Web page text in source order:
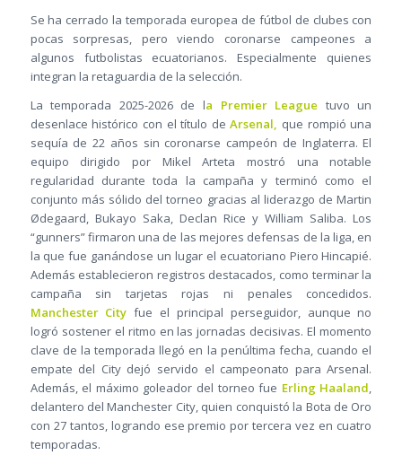
Se ha cerrado la temporada europea de fútbol de clubes con
pocas sorpresas, pero viendo coronarse campeones a
algunos futbolistas ecuatorianos. Especialmente quienes
integran la retaguardia de la selección.
La temporada 2025-2026 de la Premier League tuvo un
desenlace histórico con el título deArsenal, que rompió una
sequía de 22 años sin coronarse campeón de Inglaterra. El
equipo dirigido por Mikel Arteta mostró una notable
regularidad durante toda la campaña y terminó como el
conjunto más sólido del torneo gracias al liderazgo de Martin
Ødegaard, Bukayo Saka, Declan Rice y William Saliba. Los
“gunners” firmaron una de las mejores defensas de la liga, en
la que fue ganándose un lugar el ecuatoriano Piero Hincapié.
Además establecieron registros destacados, como terminar la
campaña sin tarjetas rojas ni penales concedidos.
Manchester City fue el principal perseguidor, aunque no
logró sostener el ritmo en las jornadas decisivas. El momento
clave de la temporada llegó en la penúltima fecha, cuando el
empate del City dejó servido el campeonato para Arsenal.
Además, el máximo goleador del torneo fue Erling Haaland,
delantero del Manchester City, quien conquistó la Bota de Oro
con 27 tantos, logrando ese premio por tercera vez en cuatro
temporadas.